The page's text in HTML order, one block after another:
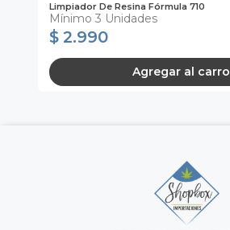
Limpiador De Resina Fórmula 710
Mínimo 3 Unidades
$ 2.990
Agregar al carro